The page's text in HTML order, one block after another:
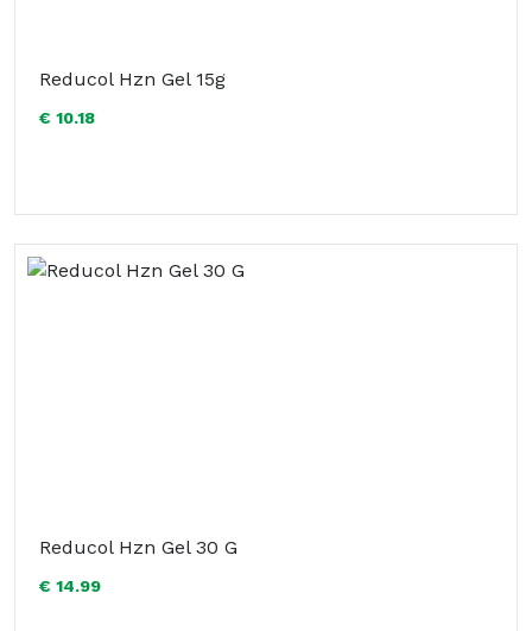
Reducol Hzn Gel 15g
€ 10.18
Reducol Hzn Gel 30 G
€ 14.99